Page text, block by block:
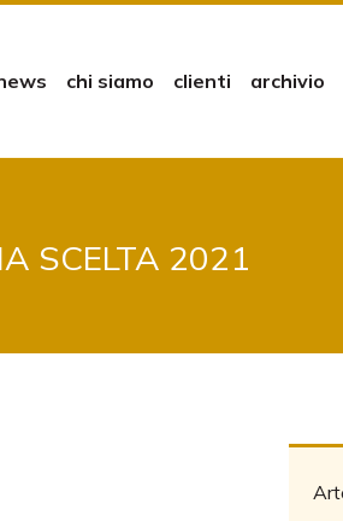
chi siamo clienti archivio
SCELTA 2021